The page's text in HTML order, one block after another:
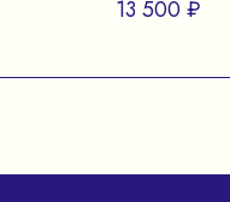
13 500 ₽